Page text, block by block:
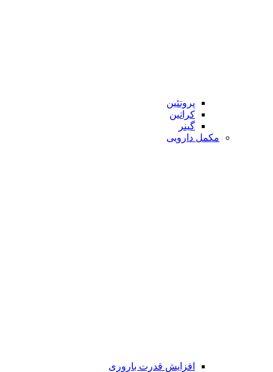
پروتئین
کراتین
گینر
مکمل دارویی
افزایش قدرت باروری